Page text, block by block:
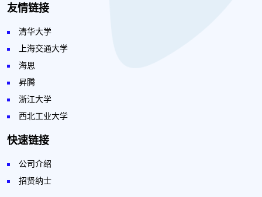
友情链接
清华大学
上海交通大学
海思
昇腾
浙江大学
西北工业大学
快速链接
公司介绍
招贤纳士